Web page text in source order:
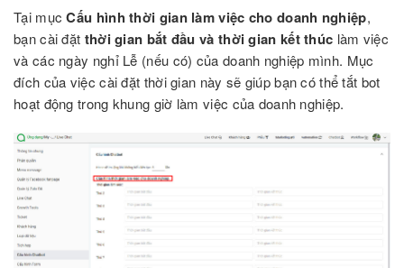
Tại mụcCấu hình thời gian làm việc cho doanh nghiệp,
bạn cài đặt thời gian bắt đầu và thời gian kết thúc làm việc
và các ngày nghỉ Lễ (nếu có) của doanh nghiệp mình. Mục
đích của việc cài đặt thời gian này sẽ giúp bạn có thể tắt bot
hoạt động trong khung giờ làm việc của doanh nghiệp.